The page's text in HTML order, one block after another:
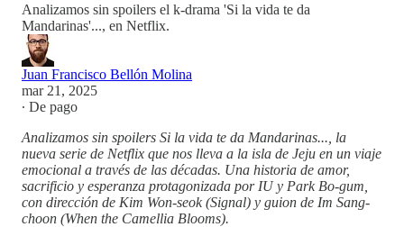
Analizamos sin spoilers el k-drama 'Si la vida te da
Mandarinas'..., en Netflix.
Juan Francisco Bellón Molina
mar 21, 2025
∙ De pago
Analizamos sin spoilers Si la vida te da Mandarinas..., la
nueva serie de Netflix que nos lleva a la isla de Jeju en un viaje
emocional a través de las décadas. Una historia de amor,
sacrificio y esperanza protagonizada por IU y Park Bo-gum,
con dirección de Kim Won-seok (Signal) y guion de Im Sang-
choon (When the Camellia Blooms).